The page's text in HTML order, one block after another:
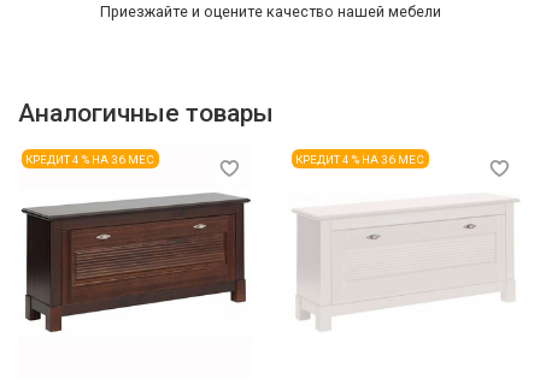
Приезжайте и оцените качество нашей мебели
Аналогичные товары
КРЕДИТ 4 % НА 36 МЕС КРЕДИТ 4 % НА 36 МЕС